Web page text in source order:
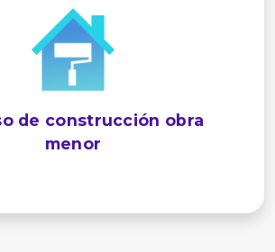
de construcción obra
menor